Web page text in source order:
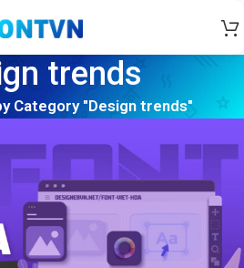
trends
Category "Design trends"